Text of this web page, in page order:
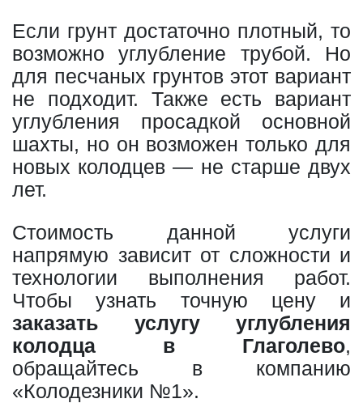
Если грунт достаточно плотный, то
возможно углубление трубой. Но
для песчаных грунтов этот вариант
не подходит. Также есть вариант
углубления просадкой основной
шахты, но он возможен только для
новых колодцев — не старше двух
лет.
Стоимость данной услуги
напрямую зависит от сложности и
технологии выполнения работ.
Чтобы узнать точную цену и
заказать услугу углубления
колодца в Глаголево,
обращайтесь в компанию
«Колодезники №1».